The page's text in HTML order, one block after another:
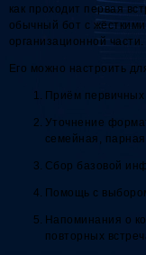
как проходит первая
обычный бот с
организационной части.
Его можно настроить
Приём
Уточнение
семейная,
Сбор базовой
Помощь с
Напоминания о
повторных